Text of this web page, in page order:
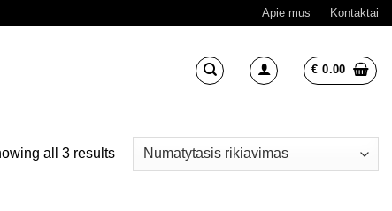
Apie mus Kontaktai
€ 0.00
all 3 results